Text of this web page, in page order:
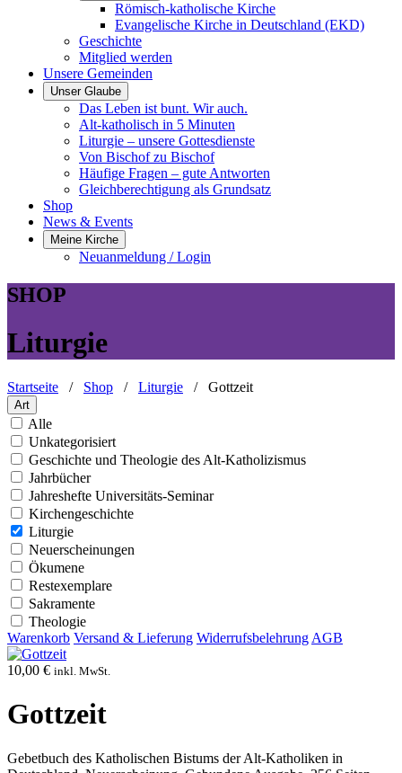
Römisch-katholische Kirche
Evangelische Kirche in Deutschland (EKD)
Geschichte
Mitglied werden
Unsere Gemeinden
Unser Glaube
Das Leben ist bunt. Wir auch.
Alt-katholisch in 5 Minuten
Liturgie – unsere Gottesdienste
Von Bischof zu Bischof
Häufige Fragen – gute Antworten
Gleichberechtigung als Grundsatz
Shop
News & Events
Meine Kirche
Neuanmeldung / Login
SHOP
Liturgie
Startseite / Shop / Liturgie / Gottzeit
Art
Alle
Unkategorisiert
Geschichte und Theologie des Alt-Katholizismus
Jahrbücher
Jahreshefte Universitäts-Seminar
Kirchengeschichte
Liturgie
Neuerscheinungen
Ökumene
Restexemplare
Sakramente
Theologie
Warenkorb Versand & Lieferung Widerrufsbelehrung AGB
10,00 € inkl. MwSt.
Gottzeit
Gebetbuch des Katholischen Bistums der Alt-Katholiken in